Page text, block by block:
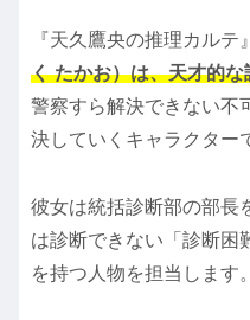
『天久鷹央の推理カルテ
く たかお）は、天才的
警察すら解決できない不
決していくキャラクター
彼女は統括診断部の部長
は診断できない「診断困
を持つ人物を担当します。